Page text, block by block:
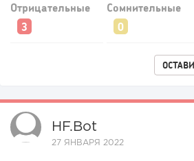
Отрицательные Сомнительные
HF.bot
27 ЯНВАРЯ 2022